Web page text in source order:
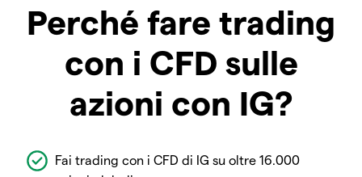
Perché fare trading
con i CFD sulle
azioni con IG?
Fai trading con i CFD di IG su oltre 16.000